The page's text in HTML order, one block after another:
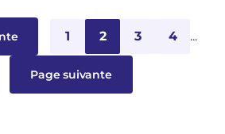
1 2 3 4 ...
Page suivante